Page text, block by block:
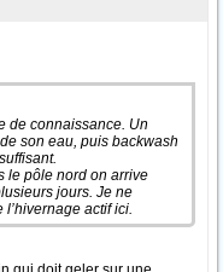
de connaissance. Un
son eau, puis backwash
le pôle nord on arrive
jours. Je ne
actif ici.